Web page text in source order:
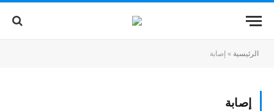
الرئيسية » إصابة
إصابة